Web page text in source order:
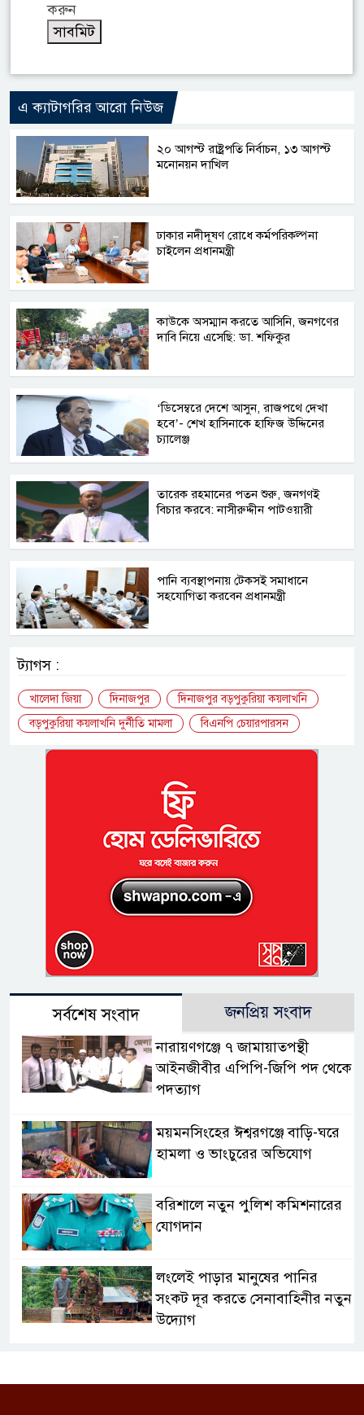
করুন
এ ক্যাটাগরির আরো নিউজ
২০ আগস্ট রাষ্ট্রপতি নির্বাচন, ১৩ আগস্ট
মনোনয়ন দাখিল
ঢাকার নদীদূষণ রোধে কর্মপরিকল্পনা
চাইলেন প্রধানমন্ত্রী
কাউকে অসম্মান করতে আসিনি, জনগণের
দাবি নিয়ে এসেছি: ডা. শফিকুর
‘ডিসেম্বরে দেশে আসুন, রাজপথে দেখা
হবে’- শেখ হাসিনাকে হাফিজ উদ্দিনের
চ্যালেঞ্জ
তারেক রহমানের পতন শুরু, জনগণই
বিচার করবে: নাসীরুদ্দীন পাটওয়ারী
পানি ব্যবস্থাপনায় টেকসই সমাধানে
সহযোগিতা করবেন প্রধানমন্ত্রী
ট্যাগস :
খালেদা জিয়া দিনাজপুর
দিনাজপুর বড়পুকুরিয়া কয়লাখনি
বড়পুকুরিয়া কয়লাখনি দুর্নীতি মামলা
বিএনপি চেয়ারপারসন
সর্বশেষ সংবাদ জনপ্রিয় সংবাদ
নারায়ণগঞ্জে ৭ জামায়াতপন্থী
আইনজীবীর এপিপি-জিপি পদ থেকে
পদত্যাগ
ময়মনসিংহের ঈশ্বরগঞ্জে বাড়ি-ঘরে
হামলা ও ভাংচুরের অভিযোগ
বরিশালে নতুন পুলিশ কমিশনারের
যোগদান
লংলেই পাড়ার মানুষের পানির
সংকট দূর করতে সেনাবাহিনীর নতুন
উদ্যোগ
সম্ভাবনা বিষয়ক নাগরিক সংলাপ